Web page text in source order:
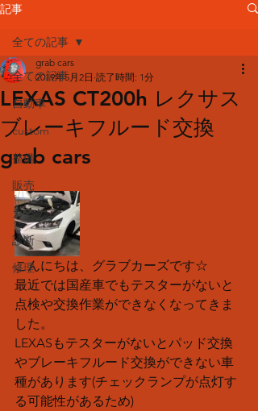
記事
全ての記事
自動車
custom
整備
販売
カーケア
診断
修理
全ての記事
LEXAS CT200h レクサス
ブレーキフルード交換
grab cars
grab cars
2019年5月2日 読了時間: 1分
こんにちは、グラブカーズです☆
最近では国産車でもテスターがないと
点検や交換作業ができなくなってきま
した。
LEXASもテスターがないとパッド交換
やブレーキフルード交換ができない車
種があります(チェックランプが点灯す
る可能性があるため)